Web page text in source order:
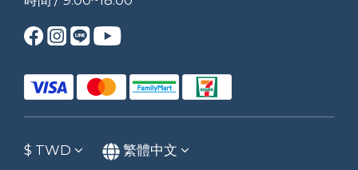
$ TWD 繁體中文